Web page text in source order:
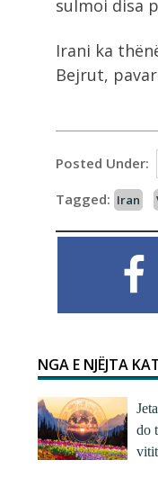
sulmoi disa
Irani ka
Bejrut,
Posted Under:
Tagged: Iran
NGA E NJËJTA
do